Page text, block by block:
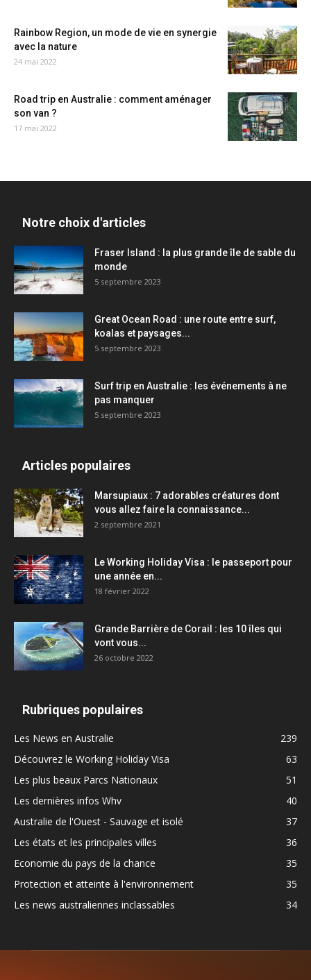
Rainbow Region, un mode de vie en synergie
avec la nature
24 mai 2022
Road trip en Australie : comment aménager
son van ?
17 mai 2022
Notre choix d'articles
Fraser Island : la plus grande île de sable du
monde
5 septembre 2023
Great Ocean Road : une route entre surf,
koalas et paysages...
5 septembre 2023
Surf trip en Australie : les événements à ne
pas manquer
5 septembre 2023
Articles populaires
Marsupiaux : 7 adorables créatures dont
vous allez faire la connaissance...
2 septembre 2021
Le Working Holiday Visa : le passeport pour
une année en...
18 février 2022
Grande Barrière de Corail : les 10 îles qui
vont vous...
26 octobre 2022
Rubriques populaires
Les News en Australie
239
Découvrez le Working Holiday Visa
63
Les plus beaux Parcs Nationaux
51
Les dernières infos Whv
40
Australie de l'Ouest - Sauvage et isolé
37
Les états et les principales villes
36
Economie du pays de la chance
35
Protection et atteinte à l'environnement
35
Les news australiennes inclassables
34